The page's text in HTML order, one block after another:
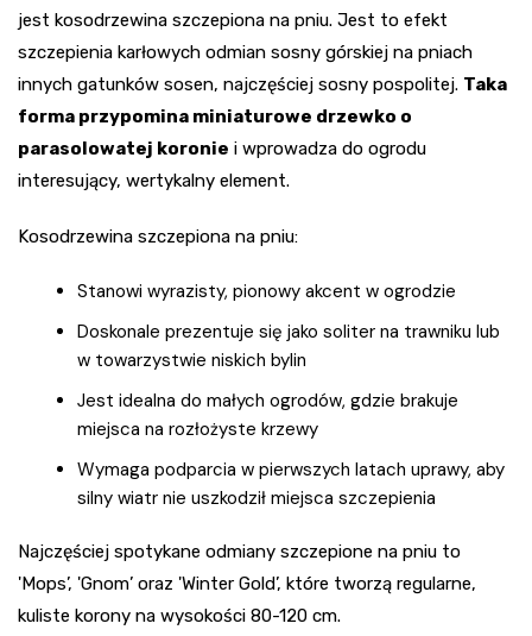
jest kosodrzewina szczepiona na pniu. Jest to efekt
szczepienia karłowych odmian sosny górskiej na pniach
innych gatunków sosen, najczęściej sosny pospolitej. Taka
forma przypomina miniaturowe drzewko o
parasolowatej koronie i wprowadza do ogrodu
interesujący, wertykalny element.
Kosodrzewina szczepiona na pniu:
Stanowi wyrazisty, pionowy akcent w ogrodzie
Doskonale prezentuje się jako soliter na trawniku lub
w towarzystwie niskich bylin
Jest idealna do małych ogrodów, gdzie brakuje
miejsca na rozłożyste krzewy
Wymaga podparcia w pierwszych latach uprawy, aby
silny wiatr nie uszkodził miejsca szczepienia
Najczęściej spotykane odmiany szczepione na pniu to
'Mops’, 'Gnom’ oraz 'Winter Gold’, które tworzą regularne,
kuliste korony na wysokości 80-120 cm.